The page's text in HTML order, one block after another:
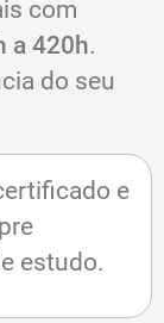
com
a 420h.
do seu
e
estudo.